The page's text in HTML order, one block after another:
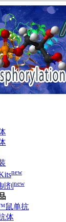
new
剂 new
鼠单抗
体